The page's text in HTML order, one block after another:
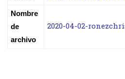
Nombre
de
archivo
2020-04-02-